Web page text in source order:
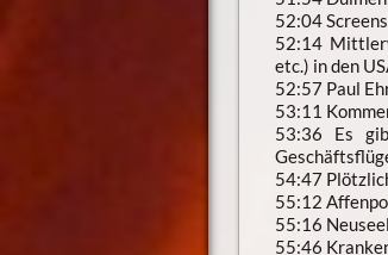
52:04
52:14
etc.) in den
52:57 Paul
53:11
53:36 Es
54:47
55:12
55:16
55:46